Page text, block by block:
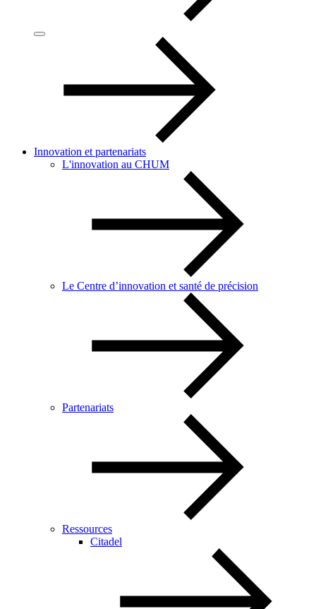
Innovation et partenariats
L'innovation au CHUM
Le Centre d’innovation et santé de précision
Partenariats
Ressources
Citadel